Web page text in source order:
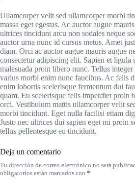
Ullamcorper velit sed ullamcorper morbi
massa eget egestas. Ac auctor augue
ultrices tincidunt arcu non sodales neque
auctor urna nunc id cursus metus. Amet
diam. Orci ac auctor augue mauris augue
consectetur adipiscing elit. Sapien et ligula
malesuada proin libero nunc. Tellus integer
varius morbi enim nunc faucibus. Ac felis
enim lobortis scelerisque fermentum dui
quam. Eu scelerisque felis imperdiet proin
orci. Vestibulum mattis ullamcorper velit
morbi tincidunt. Eget nulla facilisi etiam
Justo nec ultrices dui sapien eget mi proin
tellus pellentesque eu tincidunt.
Deja un comentario
Tu dirección de correo electrónico no será
obligatorios están marcados con *